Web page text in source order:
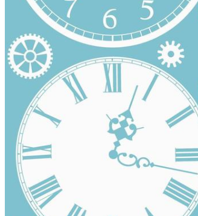
PNGs
PSDs
SVGs
Modèles
Vecteurs
Vidéos
Motion graphics
Images Éditoriales
Événements Éditoriaux